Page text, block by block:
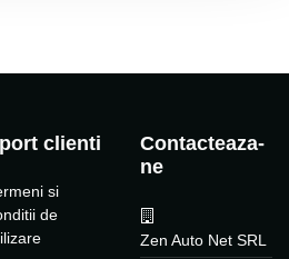
clienti
si
de
Contacteaza-
ne
Zen Auto Net SRL